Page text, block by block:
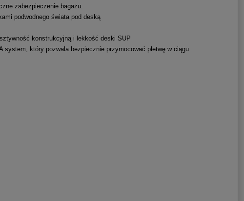
zabezpieczenie bagażu.
podwodnego świata pod deską
konstrukcyjną i lekkość deski SUP
który pozwala bezpiecznie przymocować płetwę w ciągu